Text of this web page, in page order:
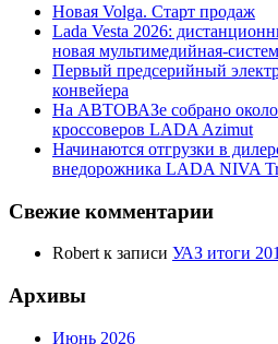
Новая Volga. Старт продаж
Lada Vesta 2026:
новая мультимедийная-
Первый предсерийный
конвейера
На АВТОВАЗе собрано
кроссоверов LADA Azimut
Начинаются отгрузки в
внедорожника LADA NIVA
Свежие комментарии
Robert к записи УАЗ итоги
Архивы
Июнь 2026